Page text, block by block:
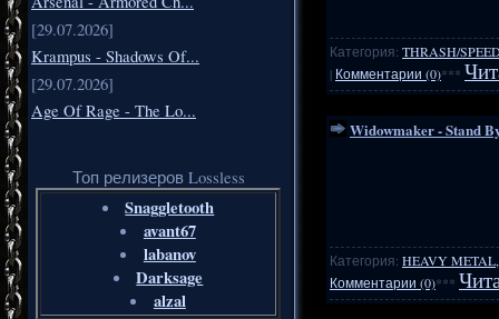
[29.07.2026]
Krampus - Shadows Of...
[29.07.2026]
Age Of Rage - The Lo...
Топ релизеров Lossless
Snaggletooth
avant67
labanov
Darksage
alzal
Категория: THRASH/
| Комментарии (0)***
Widowmaker - Stand
Категория: HEAVY
Комментарии (0)***